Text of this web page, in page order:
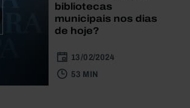
bibliotecas
municipais nos dias
de hoje?
13/02/2024
53 MIN